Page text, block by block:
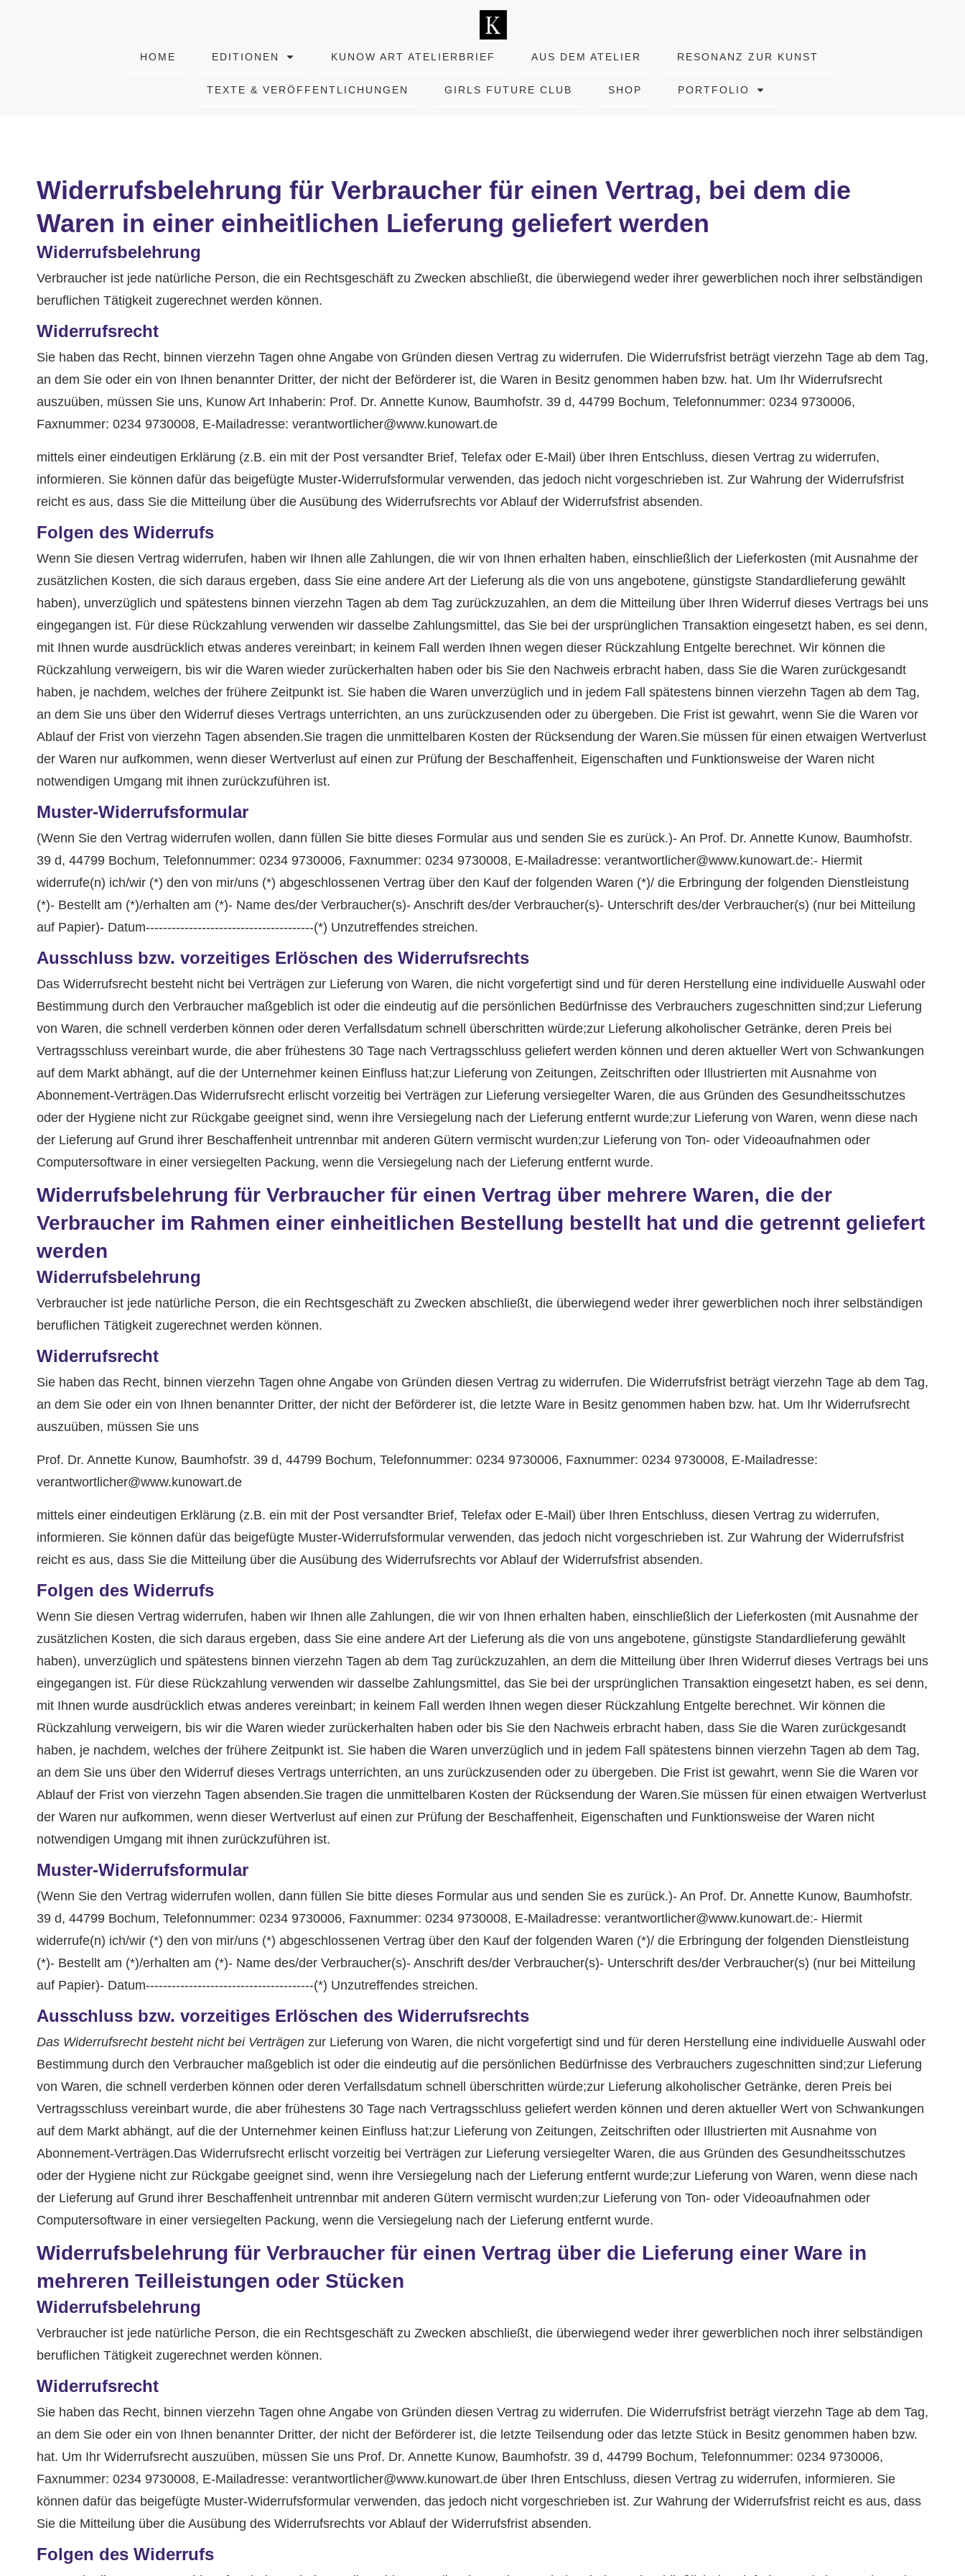
HOME EDITIONEN KUNOW ART ATELIERBRIEF AUS DEM ATELIER RESONANZ ZUR KUNST
TEXTE & VERÖFFENTLICHUNGEN GIRLS FUTURE CLUB SHOP PORTFOLIO
Widerrufsbelehrung für Verbraucher für einen Vertrag, bei dem die
Waren in einer einheitlichen Lieferung geliefert werden
Widerrufsbelehrung
Verbraucher ist jede natürliche Person, die ein Rechtsgeschäft zu Zwecken abschließt, die überwiegend weder ihrer gewerblichen noch ihrer selbständigen
beruflichen Tätigkeit zugerechnet werden können.
Widerrufsrecht
Sie haben das Recht, binnen vierzehn Tagen ohne Angabe von Gründen diesen Vertrag zu widerrufen. Die Widerrufsfrist beträgt vierzehn Tage ab dem Tag,
an dem Sie oder ein von Ihnen benannter Dritter, der nicht der Beförderer ist, die Waren in Besitz genommen haben bzw. hat. Um Ihr Widerrufsrecht
auszuüben, müssen Sie uns, Kunow Art Inhaberin: Prof. Dr. Annette Kunow, Baumhofstr. 39 d, 44799 Bochum, Telefonnummer: 0234 9730006,
Faxnummer: 0234 9730008, E-Mailadresse: verantwortlicher@www.kunowart.de
mittels einer eindeutigen Erklärung (z.B. ein mit der Post versandter Brief, Telefax oder E-Mail) über Ihren Entschluss, diesen Vertrag zu widerrufen,
informieren. Sie können dafür das beigefügte Muster-Widerrufsformular verwenden, das jedoch nicht vorgeschrieben ist. Zur Wahrung der Widerrufsfrist
reicht es aus, dass Sie die Mitteilung über die Ausübung des Widerrufsrechts vor Ablauf der Widerrufsfrist absenden.
Folgen des Widerrufs
Wenn Sie diesen Vertrag widerrufen, haben wir Ihnen alle Zahlungen, die wir von Ihnen erhalten haben, einschließlich der Lieferkosten (mit Ausnahme der
zusätzlichen Kosten, die sich daraus ergeben, dass Sie eine andere Art der Lieferung als die von uns angebotene, günstigste Standardlieferung gewählt
haben), unverzüglich und spätestens binnen vierzehn Tagen ab dem Tag zurückzuzahlen, an dem die Mitteilung über Ihren Widerruf dieses Vertrags bei uns
eingegangen ist. Für diese Rückzahlung verwenden wir dasselbe Zahlungsmittel, das Sie bei der ursprünglichen Transaktion eingesetzt haben, es sei denn,
mit Ihnen wurde ausdrücklich etwas anderes vereinbart; in keinem Fall werden Ihnen wegen dieser Rückzahlung Entgelte berechnet. Wir können die
Rückzahlung verweigern, bis wir die Waren wieder zurückerhalten haben oder bis Sie den Nachweis erbracht haben, dass Sie die Waren zurückgesandt
haben, je nachdem, welches der frühere Zeitpunkt ist. Sie haben die Waren unverzüglich und in jedem Fall spätestens binnen vierzehn Tagen ab dem Tag,
an dem Sie uns über den Widerruf dieses Vertrags unterrichten, an uns zurückzusenden oder zu übergeben. Die Frist ist gewahrt, wenn Sie die Waren vor
Ablauf der Frist von vierzehn Tagen absenden.Sie tragen die unmittelbaren Kosten der Rücksendung der Waren.Sie müssen für einen etwaigen Wertverlust
der Waren nur aufkommen, wenn dieser Wertverlust auf einen zur Prüfung der Beschaffenheit, Eigenschaften und Funktionsweise der Waren nicht
notwendigen Umgang mit ihnen zurückzuführen ist.
Muster-Widerrufsformular
(Wenn Sie den Vertrag widerrufen wollen, dann füllen Sie bitte dieses Formular aus und senden Sie es zurück.)- An Prof. Dr. Annette Kunow, Baumhofstr.
39 d, 44799 Bochum, Telefonnummer: 0234 9730006, Faxnummer: 0234 9730008, E-Mailadresse: verantwortlicher@www.kunowart.de:- Hiermit
widerrufe(n) ich/wir (*) den von mir/uns (*) abgeschlossenen Vertrag über den Kauf der folgenden Waren (*)/ die Erbringung der folgenden Dienstleistung
(*)- Bestellt am (*)/erhalten am (*)- Name des/der Verbraucher(s)- Anschrift des/der Verbraucher(s)- Unterschrift des/der Verbraucher(s) (nur bei Mitteilung
auf Papier)- Datum---------------------------------------(*) Unzutreffendes streichen.
Ausschluss bzw. vorzeitiges Erlöschen des Widerrufsrechts
Das Widerrufsrecht besteht nicht bei Verträgen zur Lieferung von Waren, die nicht vorgefertigt sind und für deren Herstellung eine individuelle Auswahl oder
Bestimmung durch den Verbraucher maßgeblich ist oder die eindeutig auf die persönlichen Bedürfnisse des Verbrauchers zugeschnitten sind;zur Lieferung
von Waren, die schnell verderben können oder deren Verfallsdatum schnell überschritten würde;zur Lieferung alkoholischer Getränke, deren Preis bei
Vertragsschluss vereinbart wurde, die aber frühestens 30 Tage nach Vertragsschluss geliefert werden können und deren aktueller Wert von Schwankungen
auf dem Markt abhängt, auf die der Unternehmer keinen Einfluss hat;zur Lieferung von Zeitungen, Zeitschriften oder Illustrierten mit Ausnahme von
Abonnement-Verträgen.Das Widerrufsrecht erlischt vorzeitig bei Verträgen zur Lieferung versiegelter Waren, die aus Gründen des Gesundheitsschutzes
oder der Hygiene nicht zur Rückgabe geeignet sind, wenn ihre Versiegelung nach der Lieferung entfernt wurde;zur Lieferung von Waren, wenn diese nach
der Lieferung auf Grund ihrer Beschaffenheit untrennbar mit anderen Gütern vermischt wurden;zur Lieferung von Ton- oder Videoaufnahmen oder
Computersoftware in einer versiegelten Packung, wenn die Versiegelung nach der Lieferung entfernt wurde.
Widerrufsbelehrung für Verbraucher für einen Vertrag über mehrere Waren, die der
Verbraucher im Rahmen einer einheitlichen Bestellung bestellt hat und die getrennt geliefert
werden
Widerrufsbelehrung
Verbraucher ist jede natürliche Person, die ein Rechtsgeschäft zu Zwecken abschließt, die überwiegend weder ihrer gewerblichen noch ihrer selbständigen
beruflichen Tätigkeit zugerechnet werden können.
Widerrufsrecht
Sie haben das Recht, binnen vierzehn Tagen ohne Angabe von Gründen diesen Vertrag zu widerrufen. Die Widerrufsfrist beträgt vierzehn Tage ab dem Tag,
an dem Sie oder ein von Ihnen benannter Dritter, der nicht der Beförderer ist, die letzte Ware in Besitz genommen haben bzw. hat. Um Ihr Widerrufsrecht
auszuüben, müssen Sie uns
Prof. Dr. Annette Kunow, Baumhofstr. 39 d, 44799 Bochum, Telefonnummer: 0234 9730006, Faxnummer: 0234 9730008, E-Mailadresse:
verantwortlicher@www.kunowart.de
mittels einer eindeutigen Erklärung (z.B. ein mit der Post versandter Brief, Telefax oder E-Mail) über Ihren Entschluss, diesen Vertrag zu widerrufen,
informieren. Sie können dafür das beigefügte Muster-Widerrufsformular verwenden, das jedoch nicht vorgeschrieben ist. Zur Wahrung der Widerrufsfrist
reicht es aus, dass Sie die Mitteilung über die Ausübung des Widerrufsrechts vor Ablauf der Widerrufsfrist absenden.
Folgen des Widerrufs
Wenn Sie diesen Vertrag widerrufen, haben wir Ihnen alle Zahlungen, die wir von Ihnen erhalten haben, einschließlich der Lieferkosten (mit Ausnahme der
zusätzlichen Kosten, die sich daraus ergeben, dass Sie eine andere Art der Lieferung als die von uns angebotene, günstigste Standardlieferung gewählt
haben), unverzüglich und spätestens binnen vierzehn Tagen ab dem Tag zurückzuzahlen, an dem die Mitteilung über Ihren Widerruf dieses Vertrags bei uns
eingegangen ist. Für diese Rückzahlung verwenden wir dasselbe Zahlungsmittel, das Sie bei der ursprünglichen Transaktion eingesetzt haben, es sei denn,
mit Ihnen wurde ausdrücklich etwas anderes vereinbart; in keinem Fall werden Ihnen wegen dieser Rückzahlung Entgelte berechnet. Wir können die
Rückzahlung verweigern, bis wir die Waren wieder zurückerhalten haben oder bis Sie den Nachweis erbracht haben, dass Sie die Waren zurückgesandt
haben, je nachdem, welches der frühere Zeitpunkt ist. Sie haben die Waren unverzüglich und in jedem Fall spätestens binnen vierzehn Tagen ab dem Tag,
an dem Sie uns über den Widerruf dieses Vertrags unterrichten, an uns zurückzusenden oder zu übergeben. Die Frist ist gewahrt, wenn Sie die Waren vor
Ablauf der Frist von vierzehn Tagen absenden.Sie tragen die unmittelbaren Kosten der Rücksendung der Waren.Sie müssen für einen etwaigen Wertverlust
der Waren nur aufkommen, wenn dieser Wertverlust auf einen zur Prüfung der Beschaffenheit, Eigenschaften und Funktionsweise der Waren nicht
notwendigen Umgang mit ihnen zurückzuführen ist.
Muster-Widerrufsformular
(Wenn Sie den Vertrag widerrufen wollen, dann füllen Sie bitte dieses Formular aus und senden Sie es zurück.)- An Prof. Dr. Annette Kunow, Baumhofstr.
39 d, 44799 Bochum, Telefonnummer: 0234 9730006, Faxnummer: 0234 9730008, E-Mailadresse: verantwortlicher@www.kunowart.de:- Hiermit
widerrufe(n) ich/wir (*) den von mir/uns (*) abgeschlossenen Vertrag über den Kauf der folgenden Waren (*)/ die Erbringung der folgenden Dienstleistung
(*)- Bestellt am (*)/erhalten am (*)- Name des/der Verbraucher(s)- Anschrift des/der Verbraucher(s)- Unterschrift des/der Verbraucher(s) (nur bei Mitteilung
auf Papier)- Datum---------------------------------------(*) Unzutreffendes streichen.
Ausschluss bzw. vorzeitiges Erlöschen des Widerrufsrechts
Das Widerrufsrecht besteht nicht bei Verträgen zur Lieferung von Waren, die nicht vorgefertigt sind und für deren Herstellung eine individuelle Auswahl oder
Bestimmung durch den Verbraucher maßgeblich ist oder die eindeutig auf die persönlichen Bedürfnisse des Verbrauchers zugeschnitten sind;zur Lieferung
von Waren, die schnell verderben können oder deren Verfallsdatum schnell überschritten würde;zur Lieferung alkoholischer Getränke, deren Preis bei
Vertragsschluss vereinbart wurde, die aber frühestens 30 Tage nach Vertragsschluss geliefert werden können und deren aktueller Wert von Schwankungen
auf dem Markt abhängt, auf die der Unternehmer keinen Einfluss hat;zur Lieferung von Zeitungen, Zeitschriften oder Illustrierten mit Ausnahme von
Abonnement-Verträgen.Das Widerrufsrecht erlischt vorzeitig bei Verträgen zur Lieferung versiegelter Waren, die aus Gründen des Gesundheitsschutzes
oder der Hygiene nicht zur Rückgabe geeignet sind, wenn ihre Versiegelung nach der Lieferung entfernt wurde;zur Lieferung von Waren, wenn diese nach
der Lieferung auf Grund ihrer Beschaffenheit untrennbar mit anderen Gütern vermischt wurden;zur Lieferung von Ton- oder Videoaufnahmen oder
Computersoftware in einer versiegelten Packung, wenn die Versiegelung nach der Lieferung entfernt wurde.
Widerrufsbelehrung für Verbraucher für einen Vertrag über die Lieferung einer Ware in
mehreren Teilleistungen oder Stücken
Widerrufsbelehrung
Verbraucher ist jede natürliche Person, die ein Rechtsgeschäft zu Zwecken abschließt, die überwiegend weder ihrer gewerblichen noch ihrer selbständigen
beruflichen Tätigkeit zugerechnet werden können.
Widerrufsrecht
Sie haben das Recht, binnen vierzehn Tagen ohne Angabe von Gründen diesen Vertrag zu widerrufen. Die Widerrufsfrist beträgt vierzehn Tage ab dem Tag,
an dem Sie oder ein von Ihnen benannter Dritter, der nicht der Beförderer ist, die letzte Teilsendung oder das letzte Stück in Besitz genommen haben bzw.
hat. Um Ihr Widerrufsrecht auszuüben, müssen Sie uns Prof. Dr. Annette Kunow, Baumhofstr. 39 d, 44799 Bochum, Telefonnummer: 0234 9730006,
Faxnummer: 0234 9730008, E-Mailadresse: verantwortlicher@www.kunowart.de über Ihren Entschluss, diesen Vertrag zu widerrufen, informieren. Sie
können dafür das beigefügte Muster-Widerrufsformular verwenden, das jedoch nicht vorgeschrieben ist. Zur Wahrung der Widerrufsfrist reicht es aus, dass
Sie die Mitteilung über die Ausübung des Widerrufsrechts vor Ablauf der Widerrufsfrist absenden.
Folgen des Widerrufs